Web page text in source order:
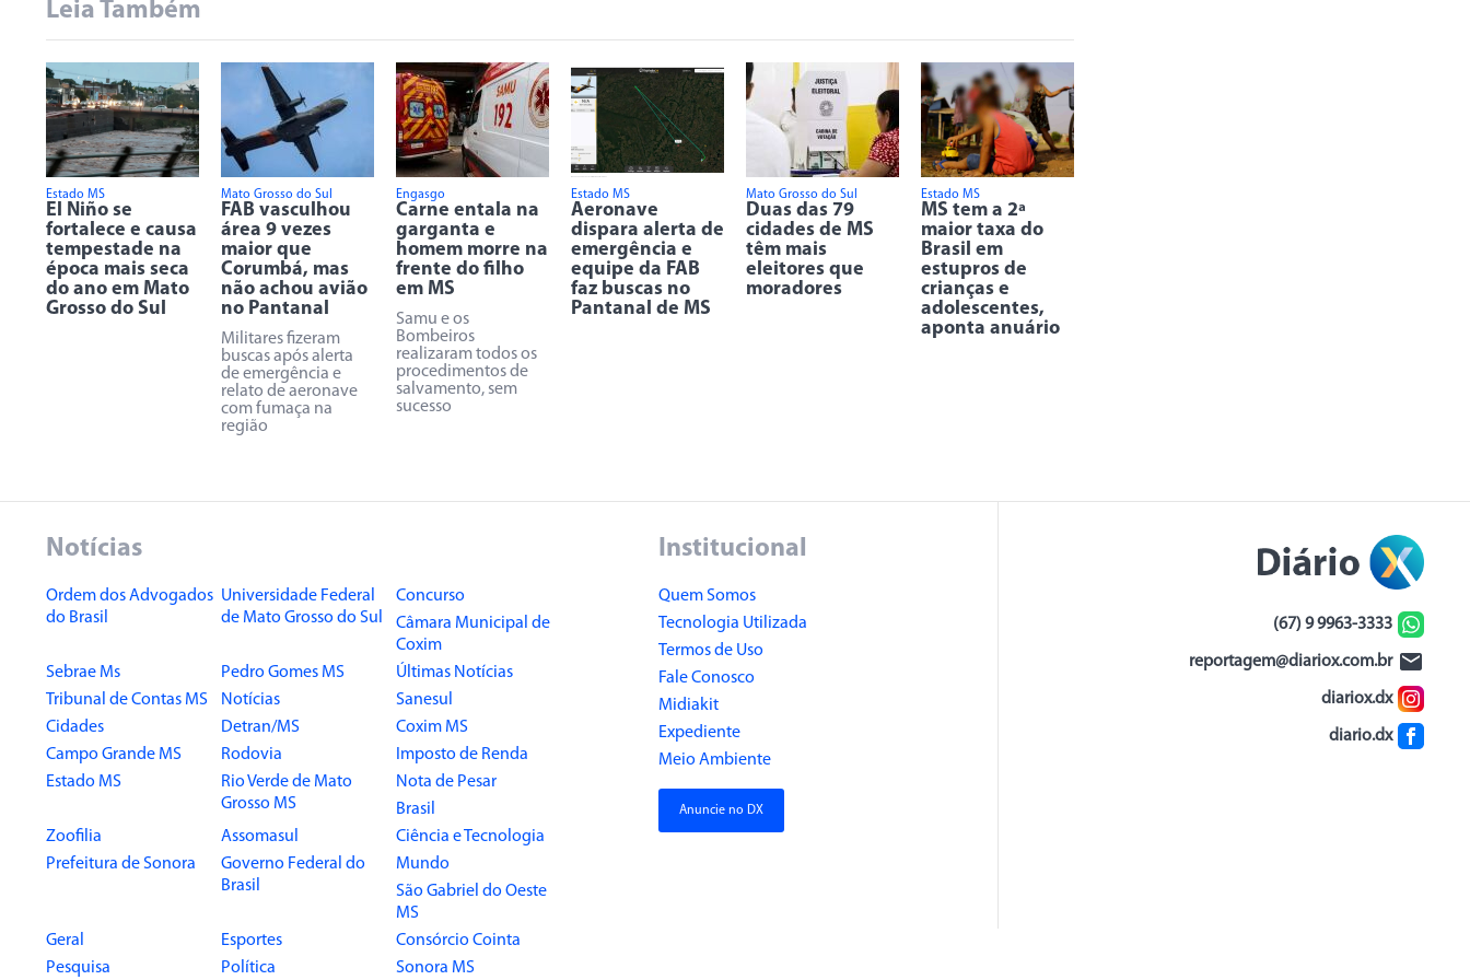
Leia Também
Estado MS
El Niño se
fortalece e causa
tempestade na
época mais seca
do ano em Mato
Grosso do Sul
Mato Grosso do Sul
FAB vasculhou
área 9 vezes
maior que
Corumbá, mas
não achou avião
no Pantanal
Militares fizeram
buscas após alerta
de emergência e
relato de aeronave
com fumaça na
região
Engasgo
Carne entala na
garganta e
homem morre na
frente do filho
em MS
Samu e os
Bombeiros
realizaram todos os
procedimentos de
salvamento, sem
sucesso
Estado MS
Aeronave
dispara alerta de
emergência e
equipe da FAB
faz buscas no
Pantanal de MS
Mato Grosso do Sul
Duas das 79
cidades de MS
têm mais
eleitores que
moradores
Estado MS
MS tem a 2ª
maior taxa do
Brasil em
estupros de
crianças e
adolescentes,
aponta anuário
Notícias
Ordem dos Advogados
do Brasil
Universidade Federal
de Mato Grosso do Sul
Concurso
Câmara Municipal de
Coxim
Sebrae Ms
Pedro Gomes MS
Últimas Notícias
Tribunal de Contas MS
Notícias
Sanesul
Cidades
Detran/MS
Coxim MS
Campo Grande MS
Rodovia
Imposto de Renda
Estado MS
Rio Verde de Mato
Grosso MS
Nota de Pesar
Brasil
Zoofilia
Assomasul
Ciência e Tecnologia
Prefeitura de Sonora
Governo Federal do
Brasil
Mundo
São Gabriel do Oeste
MS
Geral
Esportes
Consórcio Cointa
Pesquisa
Política Sonora MS
Institucional
Quem Somos
Tecnologia Utilizada
Termos de Uso
Fale Conosco
Midiakit
Expediente
Meio Ambiente
Anuncie no DX
(67) 9 9963-3333
reportagem@diariox.com.br
diariox.dx
diario.dx